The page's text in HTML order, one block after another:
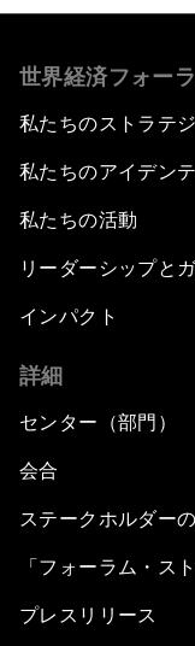
世界経済フォー
私たちのストラテ
私たちのアイデン
私たちの活動
リーダーシップと
インパクト
詳細
センター（部門）
会合
ステークホルダー
「フォーラム・ス
プレスリリース